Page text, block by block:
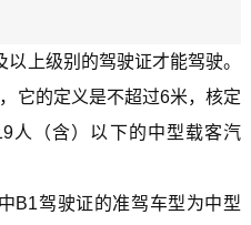
上级别的驾驶证才能驾驶。
它的定义是不超过6米，核定
人（含）以下的中型载客汽
B1驾驶证的准驾车型为中型